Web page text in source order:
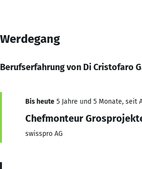
Werdegang
Berufserfahrung von Di Cristofaro
Bis heute 5 Jahre und 5 Monate, seit
Chefmonteur
swisspro AG